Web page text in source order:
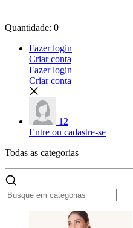
Quantidade: 0
Fazer login
Criar conta
Fazer login
Criar conta
12
Entre ou cadastre-se
Todas as categorias